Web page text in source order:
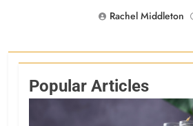
Rachel Middleton
Popular Articles